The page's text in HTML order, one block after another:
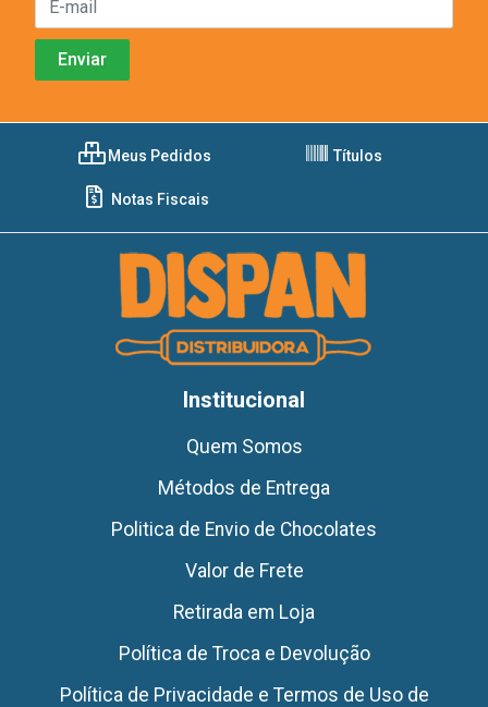
Meus Pedidos Títulos
Notas Fiscais
Institucional
Quem Somos
Métodos de Entrega
Politica de Envio de Chocolates
Valor de Frete
Retirada em Loja
Política de Troca e Devolução
Política de Privacidade e Termos de Uso de